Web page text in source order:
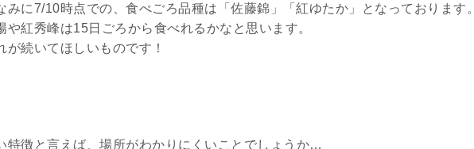
みに7/10時点での、食べごろ品種は「佐藤錦」「紅ゆたか」となっております。
や紅秀峰は15日ごろから食べれるかなと思います。
が続いてほしいものです！
特徴と言えば、場所がわかりにくいことでしょうか…